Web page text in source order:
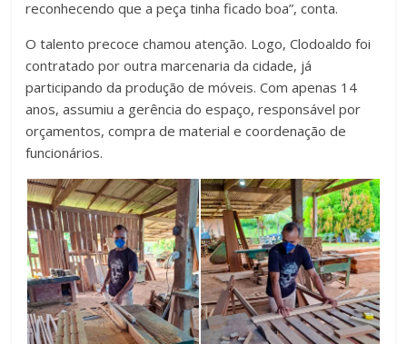
reconhecendo que a peça tinha ficado boa”, conta.
O talento precoce chamou atenção. Logo, Clodoaldo foi
contratado por outra marcenaria da cidade, já
participando da produção de móveis. Com apenas 14
anos, assumiu a gerência do espaço, responsável por
orçamentos, compra de material e coordenação de
funcionários.